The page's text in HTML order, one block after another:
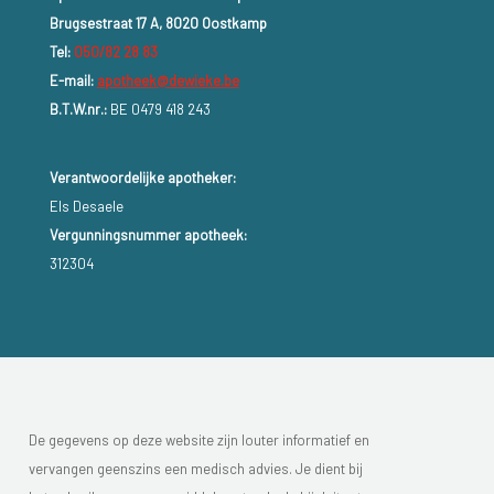
Brugsestraat 17 A, 8020 Oostkamp
Tel: 050/82 28 83
E-mail: apotheek@dewieke.be
B.T.W.nr.:BE 0479 418 243
Verantwoordelijke apotheker:
Els Desaele
Vergunningsnummer apotheek:
312304
De gegevens op deze website zijn louter informatief en
vervangen geenszins een medisch advies. Je dient bij